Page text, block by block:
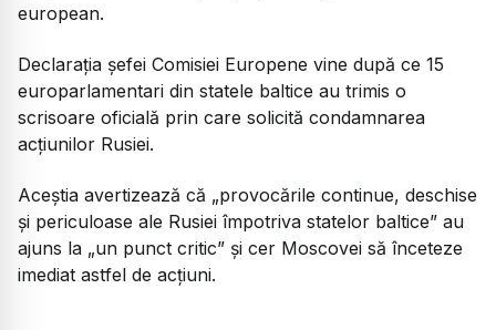
european.
Declarația șefei Comisiei Europene vine după ce 15
europarlamentari din statele baltice au trimis o
scrisoare oficială prin care solicită condamnarea
acțiunilor Rusiei.
Aceștia avertizează că „provocările continue, deschise
și periculoase ale Rusiei împotriva statelor baltice” au
ajuns la „un punct critic” și cer Moscovei să înceteze
imediat astfel de acțiuni.